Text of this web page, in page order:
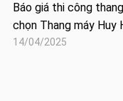
Báo giá thi công
chọn Thang máy Huy
14/04/2025